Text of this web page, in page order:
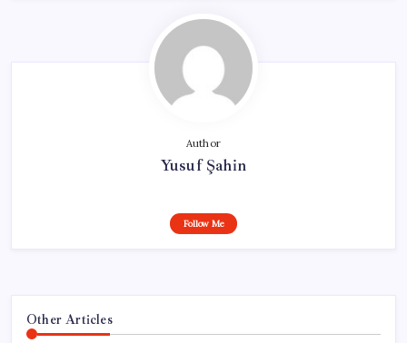
Author
Yusuf Şahin
Follow Me
Other Articles